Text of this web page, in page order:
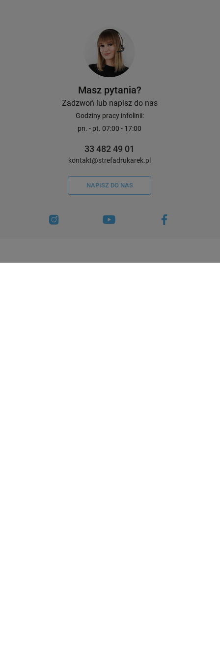
Masz pytania?
Zadzwoń lub napisz do nas
Godziny pracy infolinii:
pn. - pt. 07:00 - 17:00
33 482 49 01
kontakt@strefadrukarek.pl
NAPISZ DO NAS